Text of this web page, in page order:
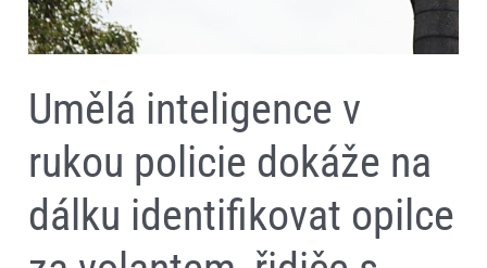
Umělá inteligence v
rukou policie dokáže na
dálku identifikovat opilce
za
volantem,
řidiče
s
i
bez